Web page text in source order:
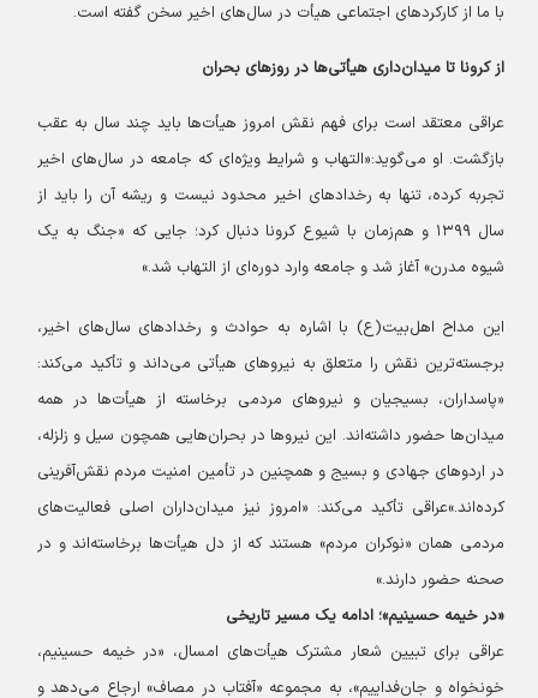
با ما از کارکردهای اجتماعی هیأت در سال‌های اخیر سخن گفته است.
از کرونا تا میدان‌داری هیأتی‌ها در روزهای بحران
عراقی معتقد است برای فهم نقش امروز هیأت‌ها باید چند سال به عقب
بازگشت. او می‌گوید:«التهاب و شرایط ویژه‌ای که جامعه در سال‌های اخیر
تجربه کرده، تنها به رخدادهای اخیر محدود نیست و ریشه آن را باید از
سال ۱۳۹۹ و هم‌زمان با شیوع کرونا دنبال کرد؛ جایی که «جنگ به یک
شیوه مدرن» آغاز شد و جامعه وارد دوره‌ای از التهاب شد.»
این مداح اهل‌بیت(ع) با اشاره به حوادث و رخدادهای سال‌های اخیر،
برجسته‌ترین نقش را متعلق به نیروهای هیأتی می‌داند و تأکید می‌کند:
«پاسداران، بسیجیان و نیروهای مردمی برخاسته از هیأت‌ها در همه
میدان‌ها حضور داشته‌اند. این نیروها در بحران‌هایی همچون سیل و زلزله،
در اردوهای جهادی و بسیج و همچنین در تأمین امنیت مردم نقش‌آفرینی
کرده‌اند.»عراقی تأکید می‌کند: «امروز نیز میدان‌داران اصلی فعالیت‌های
مردمی همان «نوکران مردم» هستند که از دل هیأت‌ها برخاسته‌اند و در
صحنه حضور دارند.»
«در خیمه حسینیم»؛ ادامه یک مسیر تاریخی
عراقی برای تبیین شعار مشترک هیأت‌های امسال، «در خیمه حسینیم،
خونخواه و جان‌فداییم»، به مجموعه «آفتاب در مصاف» ارجاع می‌دهد و